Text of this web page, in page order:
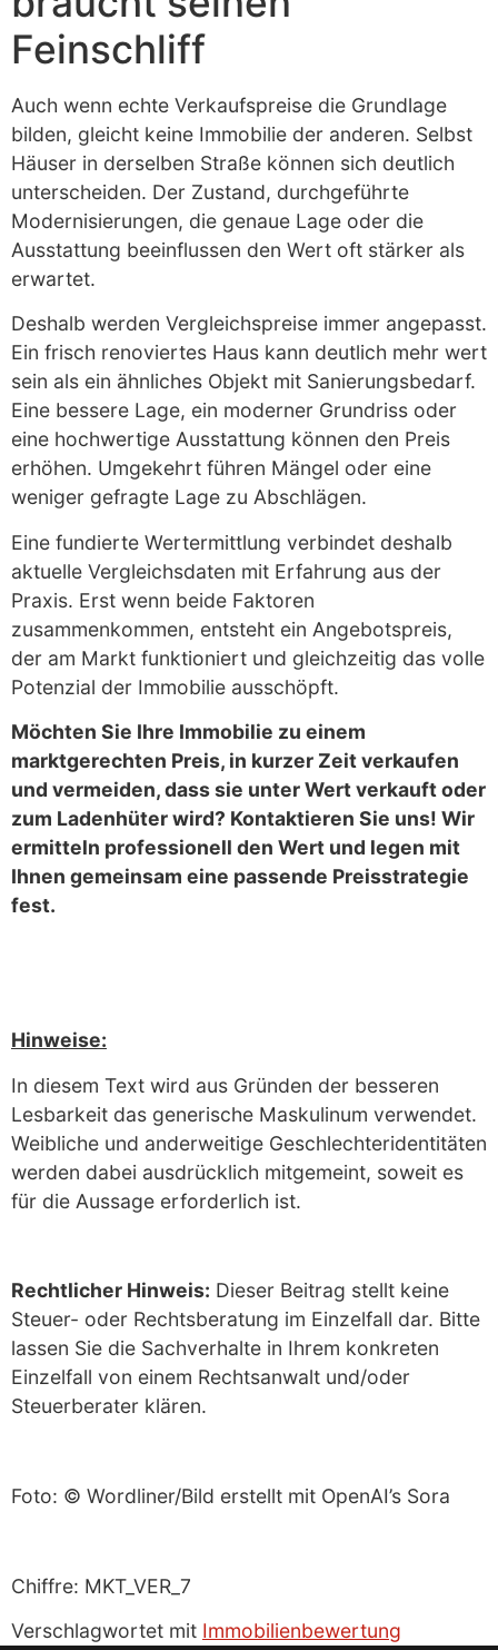
Feinschliff
Auch wenn echte Verkaufspreise die Grundlage
bilden, gleicht keine Immobilie der anderen. Selbst
Häuser in derselben Straße können sich deutlich
unterscheiden. Der Zustand, durchgeführte
Modernisierungen, die genaue Lage oder die
Ausstattung beeinflussen den Wert oft stärker als
erwartet.
Deshalb werden Vergleichspreise immer angepasst.
Ein frisch renoviertes Haus kann deutlich mehr wert
sein als ein ähnliches Objekt mit Sanierungsbedarf.
Eine bessere Lage, ein moderner Grundriss oder
eine hochwertige Ausstattung können den Preis
erhöhen. Umgekehrt führen Mängel oder eine
weniger gefragte Lage zu Abschlägen.
Eine fundierte Wertermittlung verbindet deshalb
aktuelle Vergleichsdaten mit Erfahrung aus der
Praxis. Erst wenn beide Faktoren
zusammenkommen, entsteht ein Angebotspreis,
der am Markt funktioniert und gleichzeitig das volle
Potenzial der Immobilie ausschöpft.
Möchten Sie Ihre Immobilie zu einem
marktgerechten Preis, in kurzer Zeit verkaufen
und vermeiden, dass sie unter Wert verkauft oder
zum Ladenhüter wird? Kontaktieren Sie uns! Wir
ermitteln professionell den Wert und legen mit
Ihnen gemeinsam eine passende Preisstrategie
fest.
Hinweise:
In diesem Text wird aus Gründen der besseren
Lesbarkeit das generische Maskulinum verwendet.
Weibliche und anderweitige Geschlechteridentitäten
werden dabei ausdrücklich mitgemeint, soweit es
für die Aussage erforderlich ist.
Rechtlicher Hinweis: Dieser Beitrag stellt keine
Steuer- oder Rechtsberatung im Einzelfall dar. Bitte
lassen Sie die Sachverhalte in Ihrem konkreten
Einzelfall von einem Rechtsanwalt und/oder
Steuerberater klären.
Foto: © Wordliner/Bild erstellt mit OpenAI’s Sora
Chiffre: MKT_VER_7
Verschlagwortet mit Immobilienbewertung